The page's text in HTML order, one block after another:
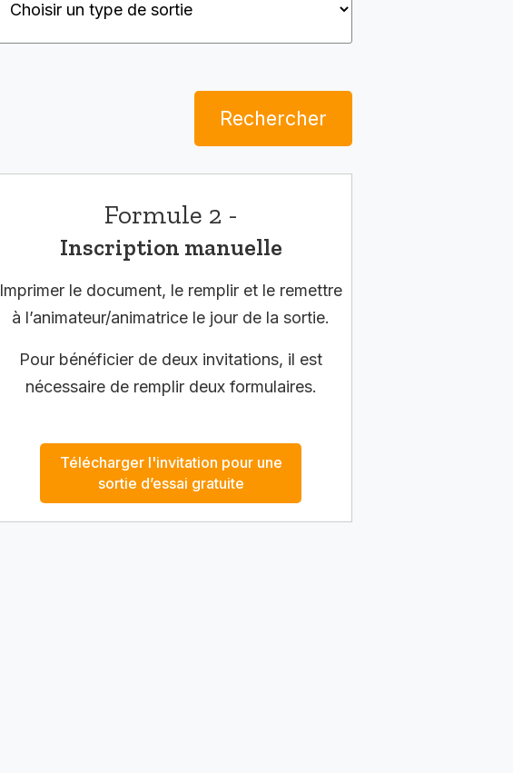
Rechercher
Formule 2 -
Inscription manuelle
Imprimer le document, le remplir et le remettre
à l’animateur/animatrice le jour de la sortie.
Pour bénéficier de deux invitations, il est
nécessaire de remplir deux formulaires.
Télécharger l'invitation pour une
sortie d’essai gratuite